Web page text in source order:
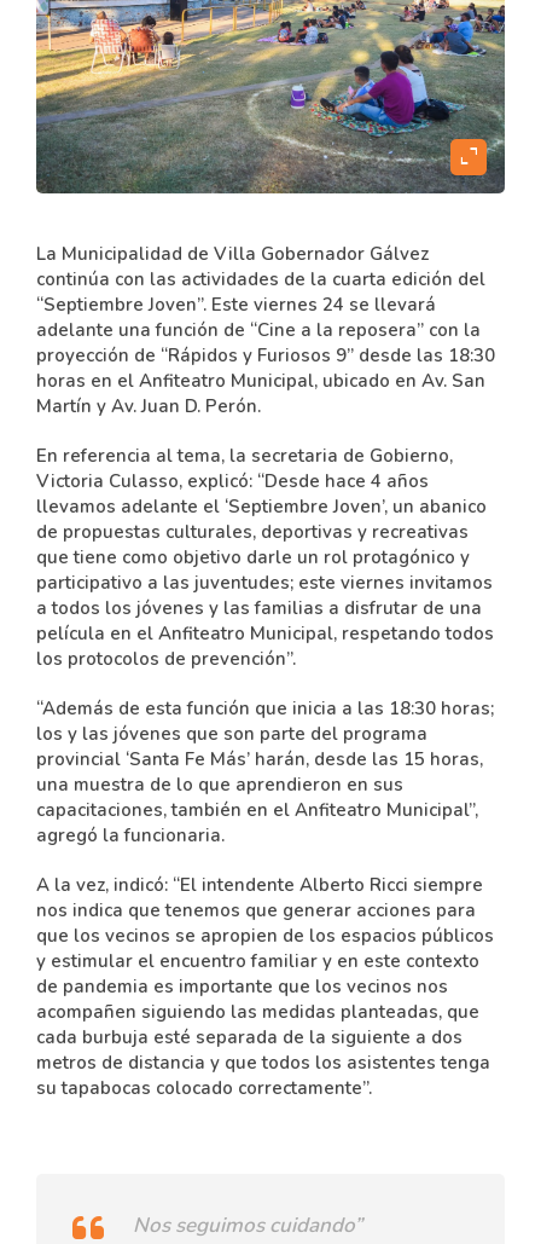
expand_content
La Municipalidad de Villa Gobernador Gálvez
continúa con las actividades de la cuarta edición del
“Septiembre Joven”. Este viernes 24 se llevará
adelante una función de “Cine a la reposera” con la
proyección de “Rápidos y Furiosos 9” desde las 18:30
horas en el Anfiteatro Municipal, ubicado en Av. San
Martín y Av. Juan D. Perón.
En referencia al tema, la secretaria de Gobierno,
Victoria Culasso, explicó: “Desde hace 4 años
llevamos adelante el ‘Septiembre Joven’, un abanico
de propuestas culturales, deportivas y recreativas
que tiene como objetivo darle un rol protagónico y
participativo a las juventudes; este viernes invitamos
a todos los jóvenes y las familias a disfrutar de una
película en el Anfiteatro Municipal, respetando todos
los protocolos de prevención”.
“Además de esta función que inicia a las 18:30 horas;
los y las jóvenes que son parte del programa
provincial ‘Santa Fe Más’ harán, desde las 15 horas,
una muestra de lo que aprendieron en sus
capacitaciones, también en el Anfiteatro Municipal”,
agregó la funcionaria.
A la vez, indicó: “El intendente Alberto Ricci siempre
nos indica que tenemos que generar acciones para
que los vecinos se apropien de los espacios públicos
y estimular el encuentro familiar y en este contexto
de pandemia es importante que los vecinos nos
acompañen siguiendo las medidas planteadas, que
cada burbuja esté separada de la siguiente a dos
metros de distancia y que todos los asistentes tenga
su tapabocas colocado correctamente”.
Nos seguimos cuidando”